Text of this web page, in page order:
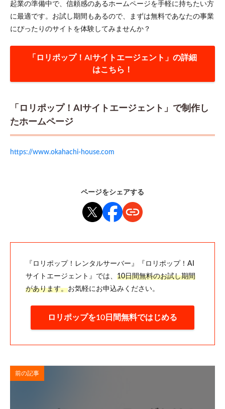
起業の準備中で、信頼感のあるホームページを手軽に持ちたい方
に最適です。お試し期間もあるので、まずは無料であなたの事業
にぴったりのサイトを体験してみませんか？
「ロリポップ！AIサイトエージェント」の詳細
はこちら！
「ロリポップ！AIサイトエージェント」で制作し
たホームページ
https://www.okahachi-house.com
ページをシェアする
『ロリポップ！レンタルサーバー』『ロリポップ！AI
サイトエージェント』では、 10日間無料のお試し期間
があります。お気軽にお申込みください。
ロリポップを10日間無料ではじめる
前の記事